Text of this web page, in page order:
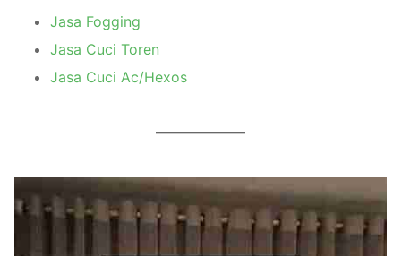
Jasa Fogging
Jasa Cuci Toren
Jasa Cuci Ac/Hexos